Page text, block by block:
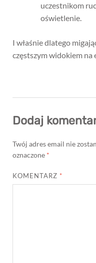
uczestnikom
oświetlenie.
I właśnie dlatego
częstszym widokiem na
Dodaj
Twój adres email nie
oznaczone *
KOMENTARZ *